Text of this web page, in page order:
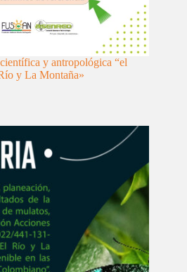
y antropológica “el
y La Montaña»